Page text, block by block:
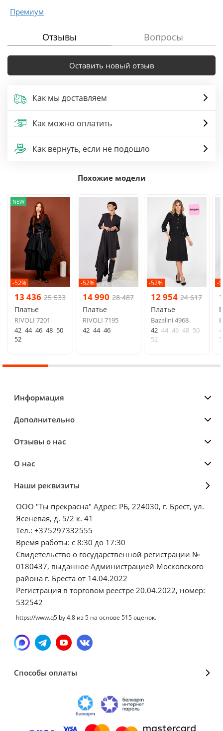
Премиум
Отзывы Вопросы
Оставить новый отзыв
Как мы доставляем
Как можно оплатить
Как вернуть, если не подошло
Похожие модели
NEW
-52%
13 436 25 533
Платье
RIVOLI 7201
42 44 46 48 50
52
-52%
14 990 28 487
Платье
RIVOLI 7195
42 44 46
-52%
12 954 24 617
Платье
Bazalini 4968
42 44 46 48 50
52
-
Информация
Дополнительно
Отзывы о нас
О нас
Наши реквизиты
ООО "Ты прекрасна" Адрес: РБ, 224030, г. Брест, ул.
Ясеневая, д. 5/2 к. 41
Тел.: +375297332555
Время работы: с 8:30 до 17:30
Свидетельство о государственной регистрации №
0180437, выданное Администрацией Московского
района г. Бреста от 14.04.2022
Регистрация в торговом реестре 20.04.2022, номер:
532542
https://www.q5.by4.8 из5 на основе 515оценок.
Способы оплаты